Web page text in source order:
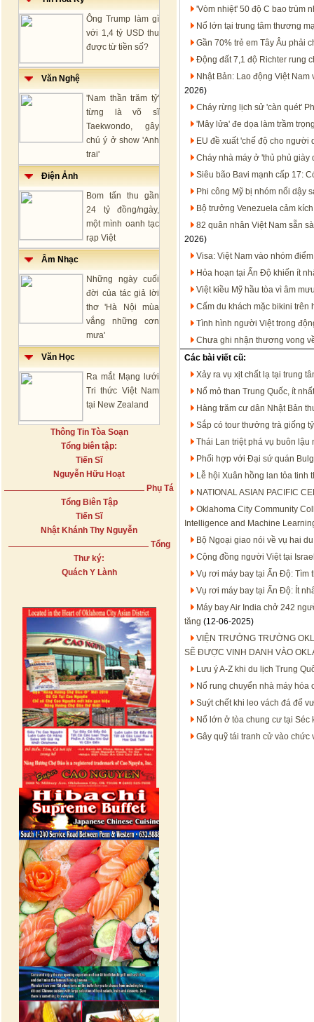
Ông Trump làm gì
với 1,4 tỷ USD thu
được từ tiền số?
Văn Nghệ
'Nam thần trăm tỷ'
từng là võ sĩ
Taekwondo, gây
chú ý ở show 'Anh
trai'
Điện Ảnh
Bom tấn thu gần
24 tỷ đồng/ngày,
một mình oanh tạc
rạp Việt
Âm Nhạc
Những ngày cuối
đời của tác giả lời
thơ 'Hà Nội mùa
vắng những cơn
mưa'
Văn Học
Ra mắt Mạng lưới
Tri thức Việt Nam
tại New Zealand
Thông Tin Tòa Soạn
Tổng biên tập:
Tiến Sĩ
Nguyễn Hữu Hoạt
Phụ Tá
Tổng Biên Tập
Tiến Sĩ
Nhật Khánh Thy Nguyễn
Tổng
Thư ký:
Quách Y Lành
'Vòm nhiệt' 50 độ C bao trùm
Nổ lớn tại trung tâm thương
Gần 70% trẻ em Tây Âu phải
Động đất 7,1 độ Richter rung
Nhật Bản: Lao động Việt
2026)
Cháy rừng lịch sử 'càn quét'
'Mây lửa' đe dọa làm trầm
EU đề xuất 'chế độ cho người
Cháy nhà máy ở 'thủ phủ
Siêu bão Bavi mạnh cấp 17:
Phi công Mỹ bị nhóm nổi dậy
Bộ trưởng Venezuela cảm
82 quân nhân Việt Nam sẵn
2026)
Visa: Việt Nam vào nhóm
Hỏa hoạn tại Ấn Độ khiến ít
Việt kiều Mỹ hầu tòa vì âm
Cấm du khách mặc bikini trên
Tình hình người Việt trong
Chưa ghi nhận thương vong
Các bài viết cũ:
Xảy ra vụ xịt chất lạ tại trung
Nổ mỏ than Trung Quốc, ít
Hàng trăm cư dân Nhật Bản
Sắp có tour thưởng trà giống
Thái Lan triệt phá vụ buôn lậu
Phối hợp với Đại sứ quán
Lễ hội Xuân hồng lan tỏa tinh
NATIONAL ASIAN PACIFIC
Oklahoma City Community
Intelligence and Machine
Bộ Ngoại giao nói về vụ hai
Cộng đồng người Việt tại
Vụ rơi máy bay tại Ấn Độ: Tìm
Vụ rơi máy bay tại Ấn Độ: Ít
Máy bay Air India chở 242
tăng (12-06-2025)
VIỆN TRƯỞNG TRƯỜNG
SẼ ĐƯỢC VINH DANH VÀO
Lưu ý A-Z khi du lịch Trung
Nổ rung chuyển nhà máy
Suýt chết khi leo vách đá để
Nổ lớn ở tòa chung cư tại
Gây quỹ tái tranh cử vào chức